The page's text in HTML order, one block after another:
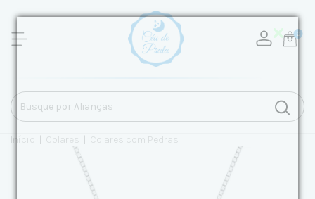
0
Início Colares Colares com Pedras